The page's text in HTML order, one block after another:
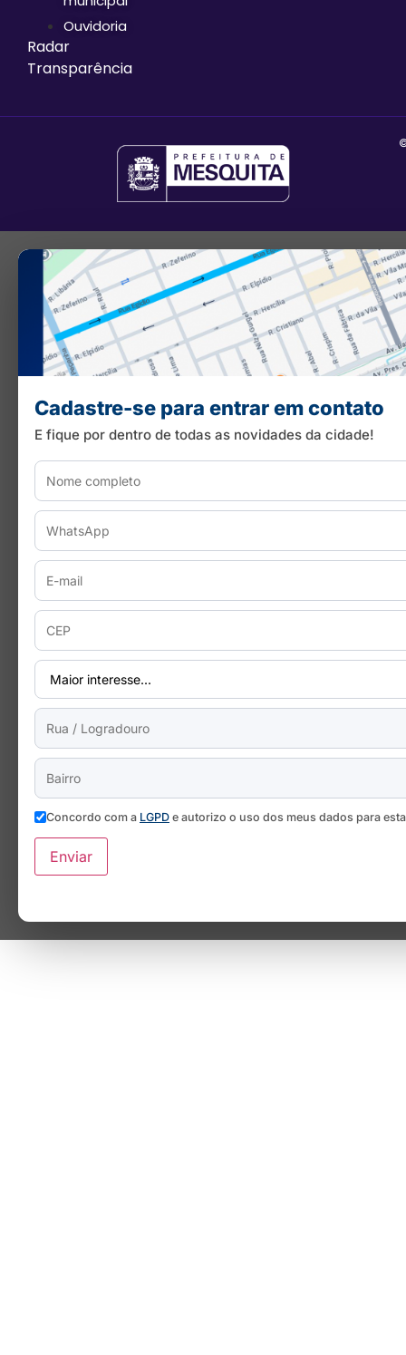
Ouvidoria
Radar
Transparência
Cadastre-se para entrar em contato
E fique por dentro de todas as novidades da cidade!
Concordo com a LGPD e autorizo o uso dos meus dados para
Enviar